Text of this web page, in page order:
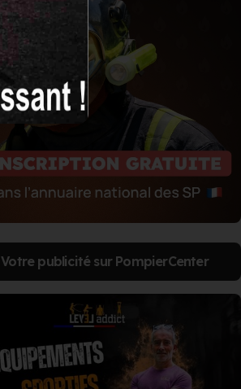
Votre publicité sur PompierCenter